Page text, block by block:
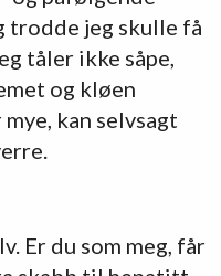
trodde jeg skulle få
tåler ikke såpe,
og kløen
kan selvsagt
Er du som meg, får